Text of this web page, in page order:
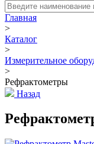
Главная
>
Каталог
>
Измерительное
>
Рефрактометры
Назад